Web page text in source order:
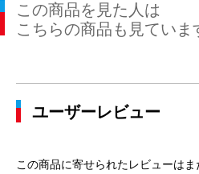
この商品を見た人は
こちらの商品も見ていま
ユーザーレビュー
この商品に寄せられたレビューはま